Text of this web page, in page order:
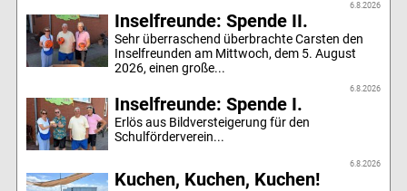
6.8.2026
Inselfreunde: Spende II.
Sehr überraschend überbrachte Carsten den
Inselfreunden am Mittwoch, dem 5. August
2026, einen große...
6.8.2026
Inselfreunde: Spende I.
Erlös aus Bildversteigerung für den
Schulförderverein...
6.8.2026
Kuchen, Kuchen, Kuchen!